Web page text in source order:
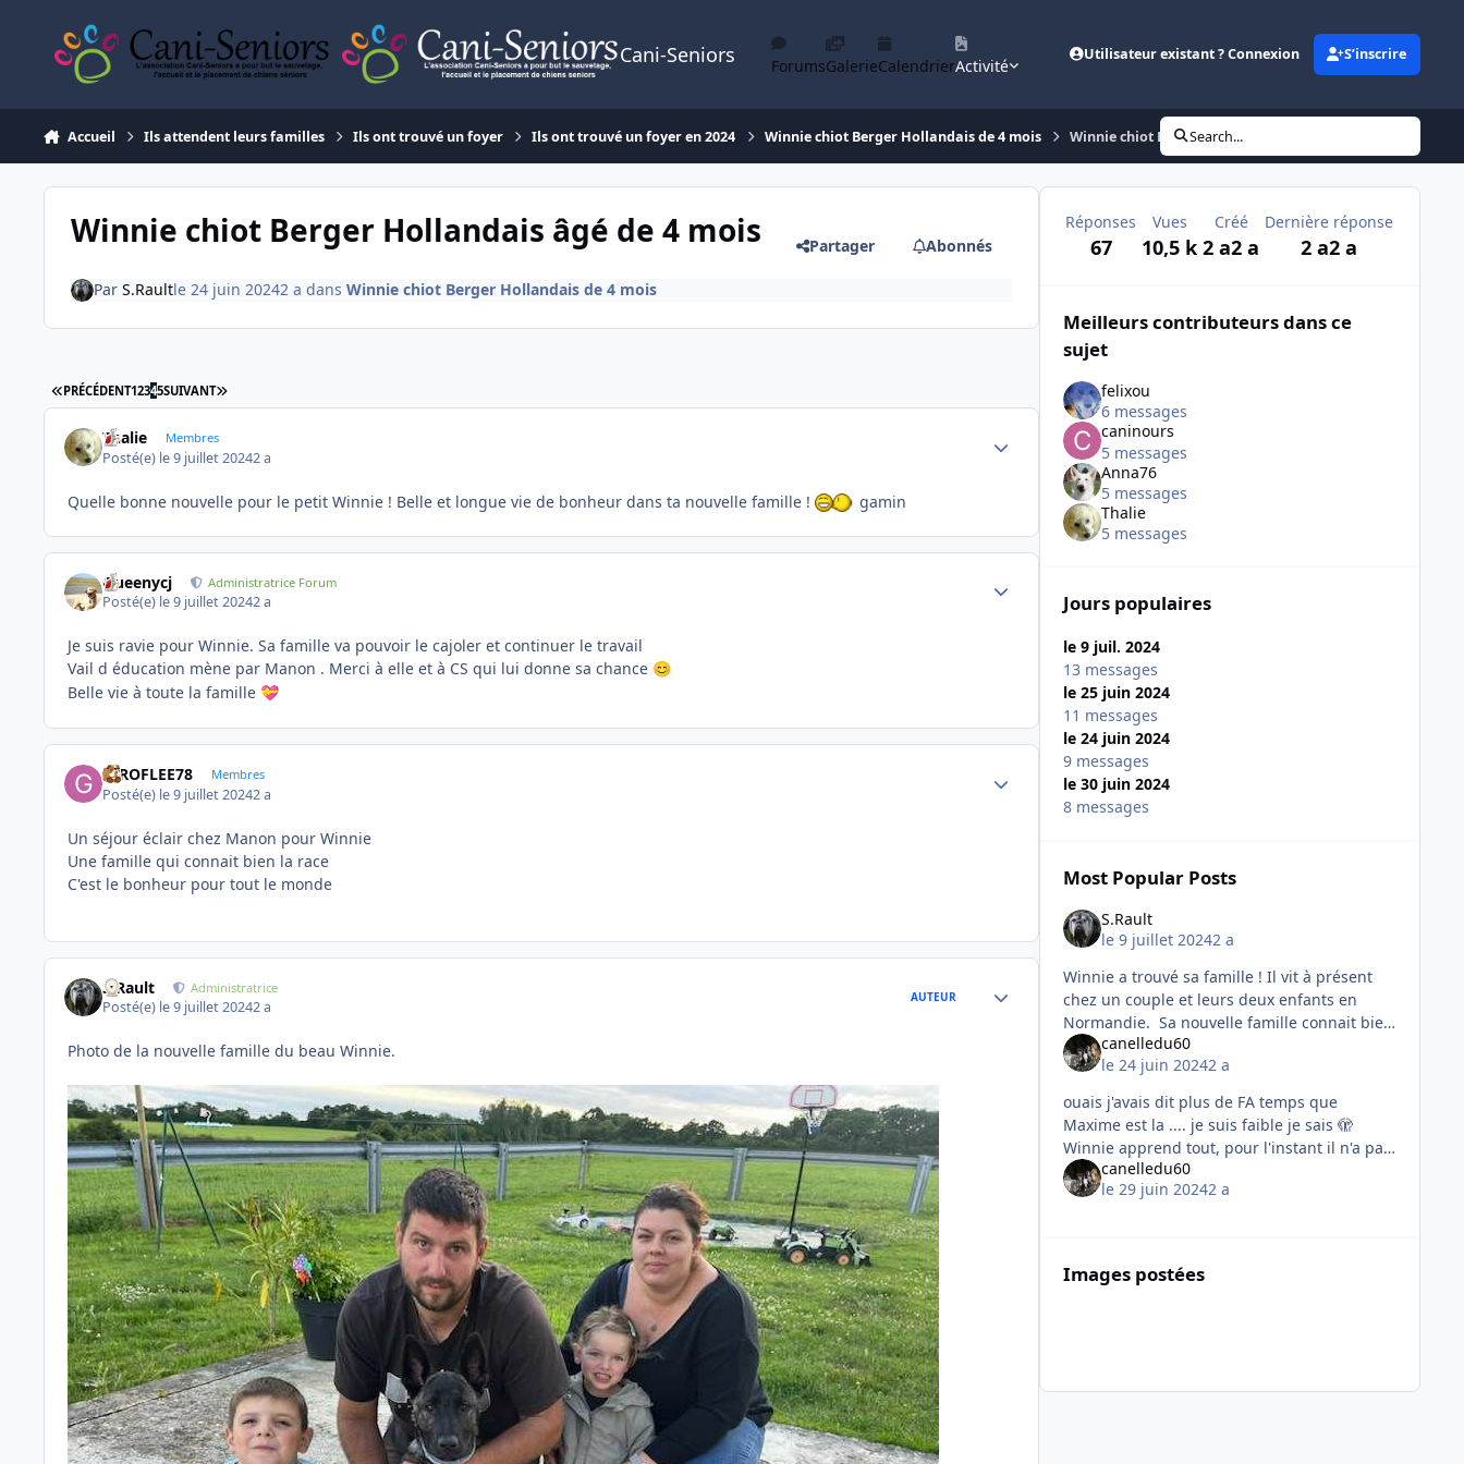
Cani-Seniors ForumsGalerieCalendrierActivité
Utilisateur existant ? Connexion S’inscrire
Accueil Ils attendent leurs familles Ils ont trouvé un foyer Ils ont trouvé un foyer en 2024 Winnie chiot Berger Hollandais de 4 mois Winnie chiot Berger Hollandais âgé de 4 mois
Search...
Winnie chiot Berger Hollandais âgé de 4 mois Partager Abonnés
Par S.Raultle 24 juin 20242 a dans Winnie chiot Berger Hollandais de 4 mois
PREMIÈRE PAGE
PRÉCÉDENT12345SUIVANT DERNIÈRE PAGE
Thalie Membres
Posté(e) le 9 juillet 20242 a
Author stats
Quelle bonne nouvelle pour le petit Winnie ! Belle et longue vie de bonheur dans ta nouvelle famille ! gamin
Queenycj Administratrice Forum
Posté(e) le 9 juillet 20242 a
Je suis ravie pour Winnie. Sa famille va pouvoir le cajoler et continuer le travail
Vail d éducation mène par Manon . Merci à elle et à CS qui lui donne sa chance 😊
Belle vie à toute la famille 💝
GIROFLEE78 Membres
Posté(e) le 9 juillet 20242 a
Author stats
Un séjour éclair chez Manon pour Winnie
Une famille qui connait bien la race
C'est le bonheur pour tout le monde
S.Rault Administratrice
Posté(e) le 9 juillet 20242 a
AUTEUR Author stats
Photo de la nouvelle famille du beau Winnie.
Réponses
67
Vues
10,5 k
Créé
2 a2 a
Dernière réponse
2 a2 a
Meilleurs contributeurs dans ce
sujet
felixou
6 messages
caninours
5 messages
Anna76
5 messages
Thalie
5 messages
Jours populaires
le 9 juil. 2024
13 messages
le 25 juin 2024
11 messages
le 24 juin 2024
9 messages
le 30 juin 2024
8 messages
Most Popular Posts
S.Rault
le 9 juillet 20242 a
Winnie a trouvé sa famille ! Il vit à présent
chez un couple et leurs deux enfants en
Normandie. Sa nouvelle famille connait bien
les Berger Hollandais car ils ont perdu il y a
quelques mois une
canelledu60
le 24 juin 20242 a
ouais j'avais dit plus de FA temps que
Maxime est la .... je suis faible je sais 🫣
Winnie apprend tout, pour l'instant il n'a pas
de gros défaut. Il fait de la protection de
ressourc
canelledu60
le 29 juin 20242 a
Images postées